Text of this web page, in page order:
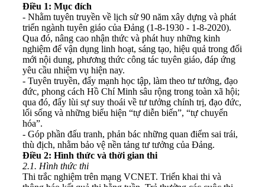
Điều 1: Mục đích
- Nhằm tuyên truyền về lịch sử 90 năm xây dựng và phát
triển ngành tuyên giáo của Đảng (1-8-1930 - 1-8-2020).
Qua đó, nâng cao nhận thức và phát huy những kinh
nghiệm để vận dụng linh hoạt, sáng tạo, hiệu quả trong đổi
mới nội dung, phương thức công tác tuyên giáo, đáp ứng
yêu cầu nhiệm vụ hiện nay.
- Tuyên truyền, đẩy mạnh học tập, làm theo tư tưởng, đạo
đức, phong cách Hồ Chí Minh sâu rộng trong toàn xã hội;
qua đó, đẩy lùi sự suy thoái về tư tưởng chính trị, đạo đức,
lối sống và những biểu hiện “tự diễn biến”, “tự chuyển
hóa”.
- Góp phần đấu tranh, phản bác những quan điểm sai trái,
thù địch, nhằm bảo vệ nền tảng tư tưởng của Đảng.
Điều 2: Hình thức và thời gian thi
2.1. Hình thức thi
Thi trắc nghiệm trên mạng VCNET. Triển khai thi và